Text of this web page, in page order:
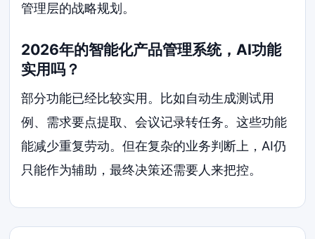
管理层的战略规划。
2026年的智能化产品管理系统，AI功能
实用吗？
部分功能已经比较实用。比如自动生成测试用
例、需求要点提取、会议记录转任务。这些功能
能减少重复劳动。但在复杂的业务判断上，AI仍
只能作为辅助，最终决策还需要人来把控。